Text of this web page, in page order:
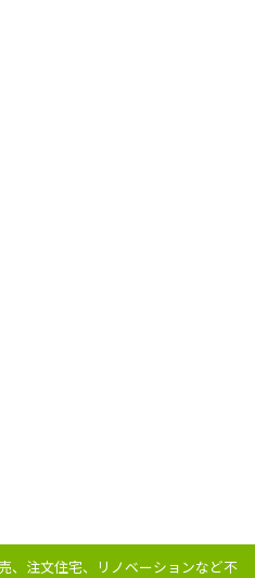
、注文住宅、リノベーションなど不